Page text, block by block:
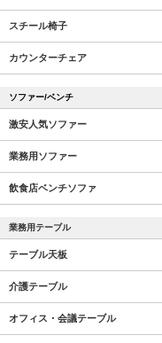
スチール椅子
カウンターチェア
ソファー/ベンチ
激安人気ソファー
業務用ソファー
飲食店ベンチソファ
業務用テーブル
テーブル天板
介護テーブル
オフィス・会議テーブル